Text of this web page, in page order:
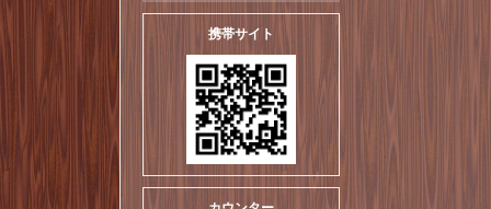
携帯サイト